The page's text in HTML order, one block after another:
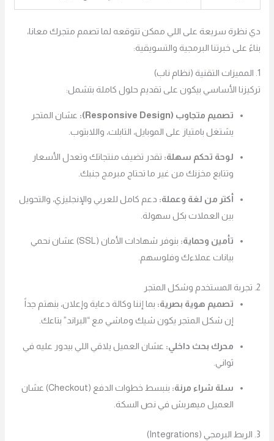
دي نظرة سريعة على اللي ممكن تتوقعه لما تصمم متجرك معانا،
بناءً على خبرتنا البرمجية والتسويقية:
1. المميزات التقنية (نظام ناب)
تركيزنا الأساسي بيكون على تقديم حلول كاملة بتشمل:
تصميم متجاوب (Responsive Design):
عشان المتجر
يشتغل بامتياز على الموبايل، التابلت، واللابتوب.
لوحة تحكم سهلة: تقدر تضيف منتجاتك وتعدل الأسعار
وتتابع مخزنك من غير ما تحتاج مبرمج جنبك.
أكتر من لغة وعملة: دعم كامل للعربي والإنجليزي، والتحويل
بين العملات بكل سهولة.
تأمين وحماية:
بنوفر شهادات الأمان (SSL) عشان نحمي
بيانات عملاءك وفلوسهم.
2. تجربة المستخدم وشكل المتجر
تصميم هوية بصرية: بما إننا وكالة دعاية وإعلان، بنهتم جداً
إن شكل المتجر يكون شيك وماشي مع “البراند” بتاعك.
محرك بحث داخلي: عشان العميل يلاقي اللي بيدور عليه في
ثواني.
سلة شراء مرنة:
بنبسط خطوات الدفع (Checkout) عشان
العميل ميهربش في نص السكة.
3. الربط البرمجي (Integrations)